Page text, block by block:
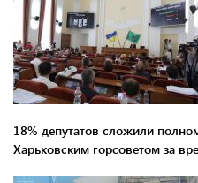
18% депутатов сложили
Харьковским горсоветом за